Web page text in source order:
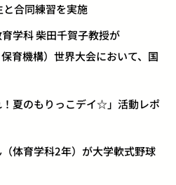
合同練習を実施
学科 柴田千賀子教授が
育機構）世界大会において、国
夏のもりっこデイ☆」活動レポ
体育学科2年）が大学軟式野球